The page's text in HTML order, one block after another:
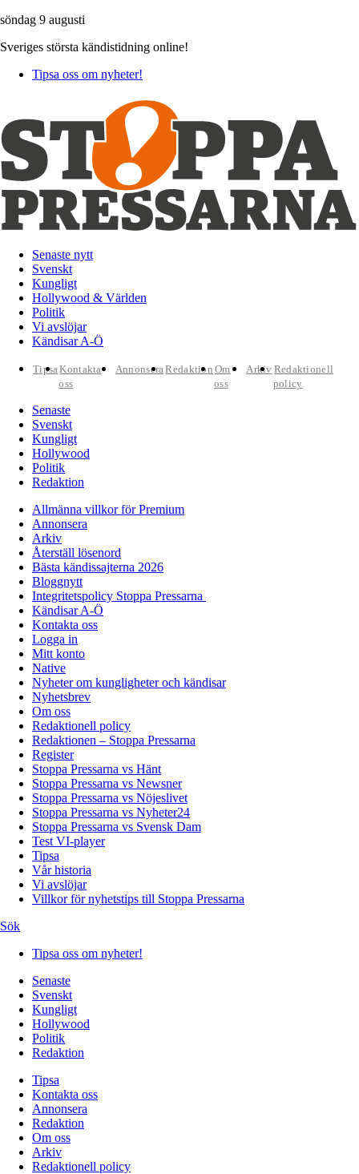
söndag 9 augusti
Sveriges största kändistidning online!
Tipsa oss om nyheter!
Senaste nytt
Svenskt
Kungligt
Hollywood & Världen
Politik
Vi avslöjar
Kändisar A-Ö
TipsaKontakta
oss
AnnonseraRedaktion Om
oss
Arkiv Redaktionell
policy
Senaste
Svenskt
Kungligt
Hollywood
Politik
Redaktion
Allmänna villkor för Premium
Annonsera
Arkiv
Återställ lösenord
Bästa kändissajterna 2026
Bloggnytt
Integritetspolicy Stoppa Pressarna
Kändisar A-Ö
Kontakta oss
Logga in
Mitt konto
Native
Nyheter om kungligheter och kändisar
Nyhetsbrev
Om oss
Redaktionell policy
Redaktionen – Stoppa Pressarna
Register
Stoppa Pressarna vs Hänt
Stoppa Pressarna vs Newsner
Stoppa Pressarna vs Nöjeslivet
Stoppa Pressarna vs Nyheter24
Stoppa Pressarna vs Svensk Dam
Test VI-player
Tipsa
Vår historia
Vi avslöjar
Villkor för nyhetstips till Stoppa Pressarna
Sök
Tipsa oss om nyheter!
Senaste
Svenskt
Kungligt
Hollywood
Politik
Redaktion
Tipsa
Kontakta oss
Annonsera
Redaktion
Om oss
Arkiv
Redaktionell policy